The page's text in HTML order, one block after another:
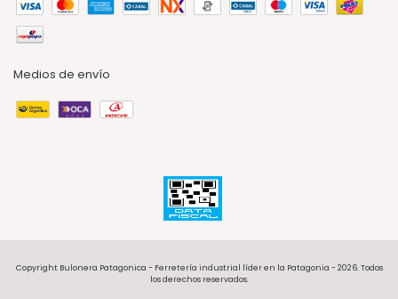
Medios de envío
Copyright Bulonera Patagonica - Ferretería industrial líder en la Patagonia - 2026. Todos
los derechos reservados.